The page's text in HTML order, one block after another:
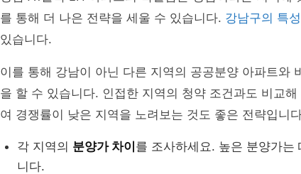
를 통해 더 나은 전략을 세울 수 있습니다. 강남구의 특성
있습니다.
이를 통해 강남이 아닌 다른 지역의 공공분양 아파트와
을 할 수 있습니다. 인접한 지역의 청약 조건과도 비교
여 경쟁률이 낮은 지역을 노려보는 것도 좋은 전략입니
각 지역의 분양가 차이 를 조사하세요. 높은 분양가는
니다.